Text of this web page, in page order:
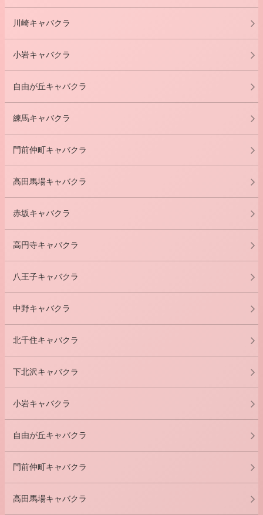
川崎キャバクラ
小岩キャバクラ
自由が丘キャバクラ
練馬キャバクラ
門前仲町キャバクラ
高田馬場キャバクラ
赤坂キャバクラ
高円寺キャバクラ
八王子キャバクラ
中野キャバクラ
北千住キャバクラ
下北沢キャバクラ
小岩キャバクラ
自由が丘キャバクラ
門前仲町キャバクラ
高田馬場キャバクラ